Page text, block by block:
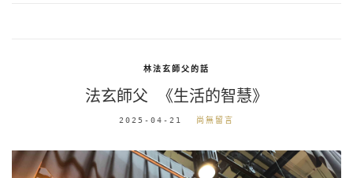
林法玄師父的話
法玄師父 《生活的智慧》
2025-04-21 尚無留言